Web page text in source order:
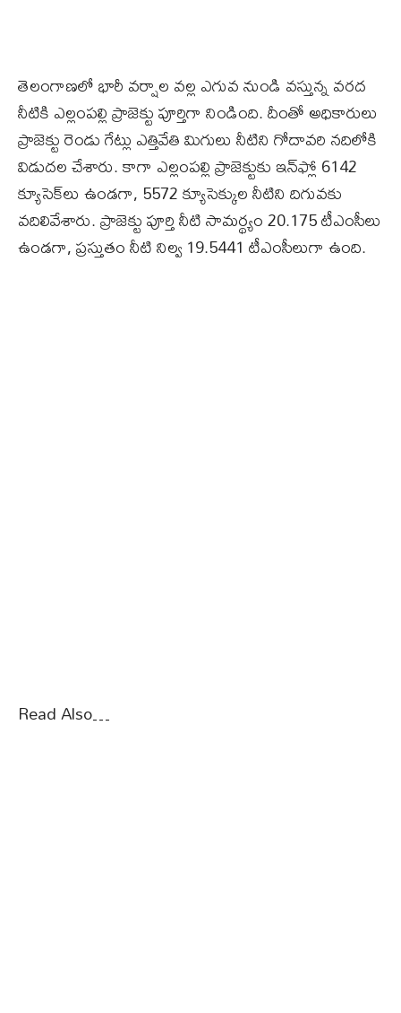
తెలంగాణలో భారీ వర్షాల వల్ల ఎగువ నుండి వస్తున్న వరద
నీటికి ఎల్లంపల్లి ప్రాజెక్టు పూర్తిగా నిండింది. దీంతో అధికారులు
ప్రాజెక్టు రెండు గేట్లు ఎత్తివేతి మిగులు నీటిని గోదావరి నదిలోకి
విడుదల చేశారు. కాగా ఎల్లంపల్లి ప్రాజెక్టుకు ఇన్‌ఫ్లో 6142
క్యూసెక్‌లు ఉండగా, 5572 క్యూసెక్కుల నీటిని దిగువకు
వదిలివేశారు. ప్రాజెక్టు పూర్తి నీటి సామర్థ్యం 20.175 టీఎంసీలు
ఉండగా, ప్రస్తుతం నీటి నిల్వ 19.5441 టీఎంసీలుగా ఉంది.
Read Also…